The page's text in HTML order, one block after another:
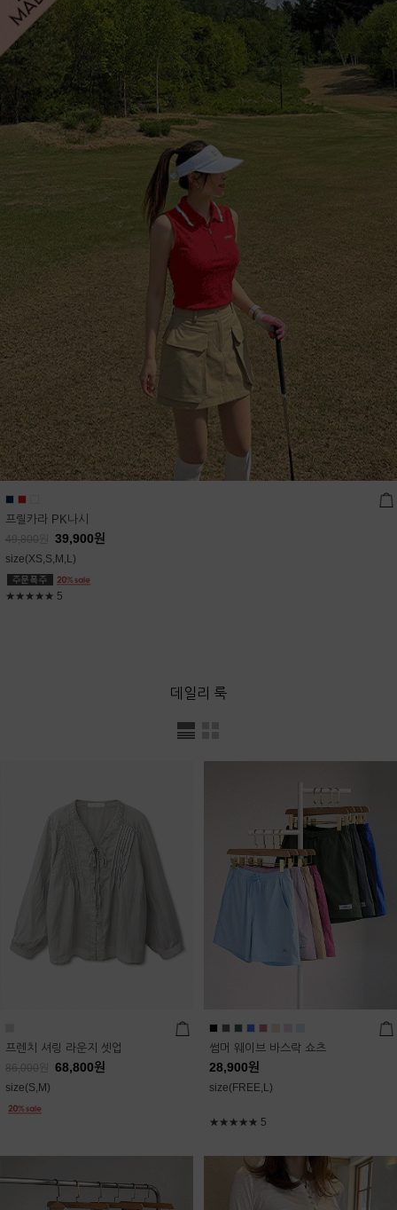
프릴카라 PK나시
49,800 39,900원
size(XS,S,M,L)
★★★★★ 5
데일리 룩
프렌치 셔링 라운지 셋업
86,000 68,800원
size(S,M)
썸머 웨이브 바스락 쇼츠
28,900원
size(FREE,L)
★★★★★ 5